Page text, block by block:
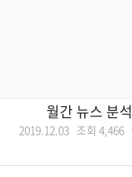
월간 뉴스 분석
2019.12.03 조회 4,466